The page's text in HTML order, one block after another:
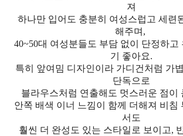
져
하나만 입어도 충분히 여성스럽고 세련
해주며,
40~50대 여성분들도 부담 없이 단정하고
기 좋아요.
특히 앞여밈 디자인이라 가디건처럼 가
단독으로
블라우스처럼 연출해도 멋스러운 점이
안쪽 배색 이너 느낌이 함께 더해져 비침
서도
훨씬 더 완성도 있는 스타일로 보이고,